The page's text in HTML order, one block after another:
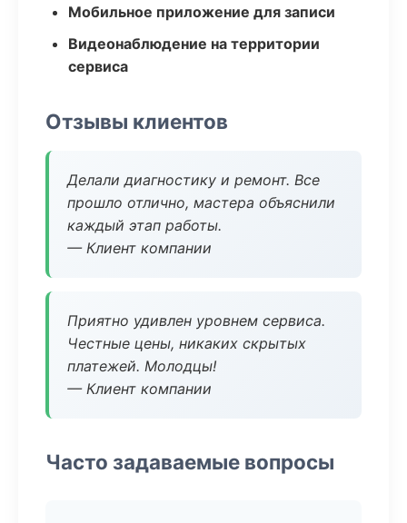
Мобильное приложение для записи
Видеонаблюдение на территории
сервиса
Отзывы клиентов
Делали диагностику и ремонт. Все
прошло отлично, мастера объяснили
каждый этап работы.
— Клиент компании
Приятно удивлен уровнем сервиса.
Честные цены, никаких скрытых
платежей. Молодцы!
— Клиент компании
Часто задаваемые вопросы